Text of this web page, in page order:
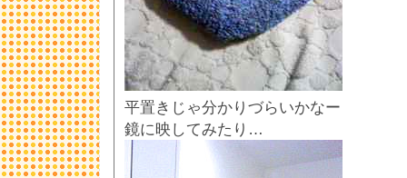
平置きじゃ分かりづらいかなー
鏡に映してみたり…